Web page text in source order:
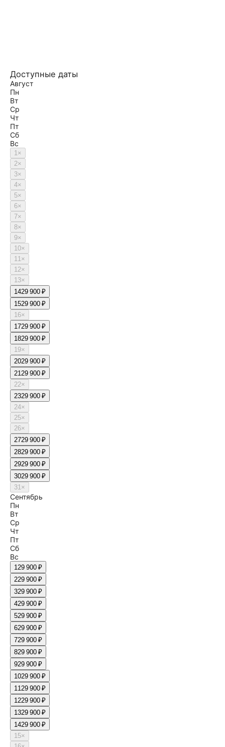
Доступные даты
Август
Пн
Вт
Ср
Чт
Пт
Сб
Вс
1×
2×
3×
4×
5×
6×
7×
8×
9×
10×
11×
12×
13×
1429 900 ₽
1529 900 ₽
16×
1729 900 ₽
1829 900 ₽
19×
2029 900 ₽
2129 900 ₽
22×
2329 900 ₽
24×
25×
26×
2729 900 ₽
2829 900 ₽
2929 900 ₽
3029 900 ₽
31×
Сентябрь
Пн
Вт
Ср
Чт
Пт
Сб
Вс
129 900 ₽
229 900 ₽
329 900 ₽
429 900 ₽
529 900 ₽
629 900 ₽
729 900 ₽
829 900 ₽
929 900 ₽
1029 900 ₽
1129 900 ₽
1229 900 ₽
1329 900 ₽
1429 900 ₽
15×